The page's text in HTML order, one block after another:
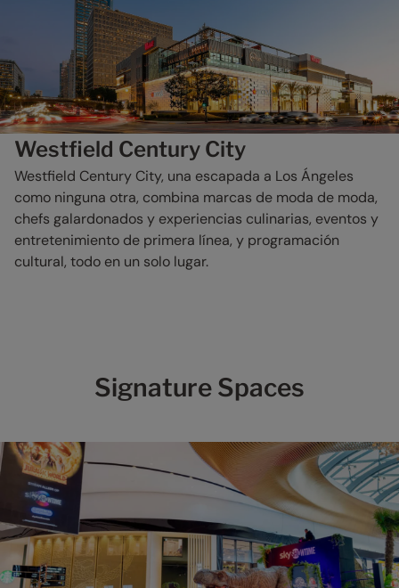
Westfield Century City
Westfield Century City, una escapada a Los Ángeles
como ninguna otra, combina marcas de moda de moda,
chefs galardonados y experiencias culinarias, eventos y
entretenimiento de primera línea, y programación
cultural, todo en un solo lugar.
Signature Spaces